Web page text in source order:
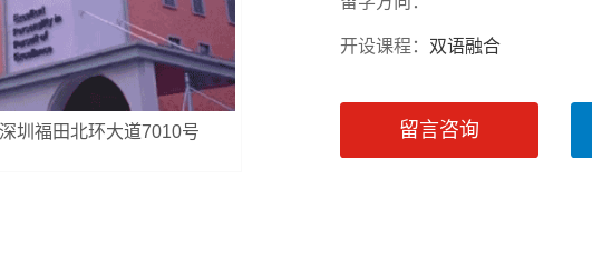
圳福田北环大道7010号
开设课程： 双语融合
留言咨询